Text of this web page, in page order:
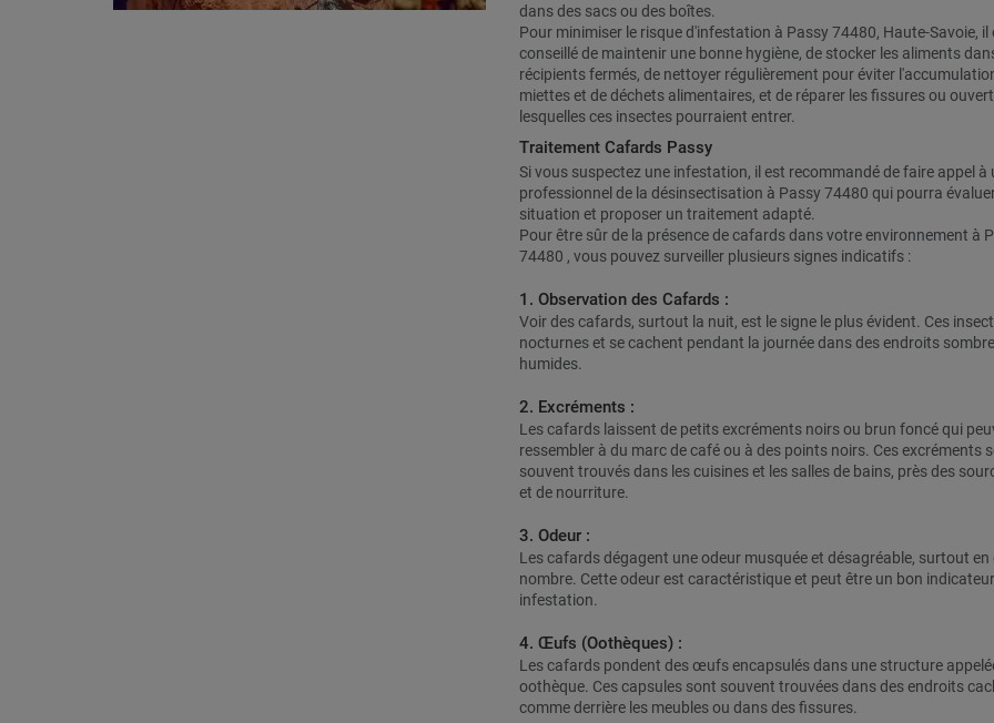
dans des sacs ou des boîtes.
Pour minimiser le risque d'infestation à Passy 74480, Haute-Savoie, il
conseillé de maintenir une bonne hygiène, de stocker les aliments
récipients fermés, de nettoyer régulièrement pour éviter
miettes et de déchets alimentaires, et de réparer les fissures ou
lesquelles ces insectes pourraient entrer.
Traitement Cafards Passy
Si vous suspectez une infestation, il est recommandé de faire appel à
professionnel de la désinsectisation à Passy 74480 qui pourra
situation et proposer un traitement adapté.
Pour être sûr de la présence de cafards dans votre environnement à
74480 , vous pouvez surveiller plusieurs signes indicatifs :
1. Observation des Cafards :
Voir des cafards, surtout la nuit, est le signe le plus évident. Ces
nocturnes et se cachent pendant la journée dans des endroits
humides.
2. Excréments :
Les cafards laissent de petits excréments noirs ou brun foncé qui
ressembler à du marc de café ou à des points noirs. Ces excréments
souvent trouvés dans les cuisines et les salles de bains, près des
et de nourriture.
3. Odeur :
Les cafards dégagent une odeur musquée et désagréable, surtout en
nombre. Cette odeur est caractéristique et peut être un bon
infestation.
4. Œufs (Oothèques) :
Les cafards pondent des œufs encapsulés dans une structure
oothèque. Ces capsules sont souvent trouvées dans des endroits
comme derrière les meubles ou dans des fissures.